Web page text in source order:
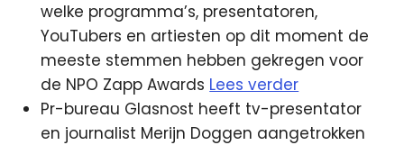
welke programma’s, presentatoren,
YouTubers en artiesten op dit moment de
meeste stemmen hebben gekregen voor
de NPO Zapp Awards Lees verder
Pr-bureau Glasnost heeft tv-presentator
en journalist Merijn Doggen aangetrokken